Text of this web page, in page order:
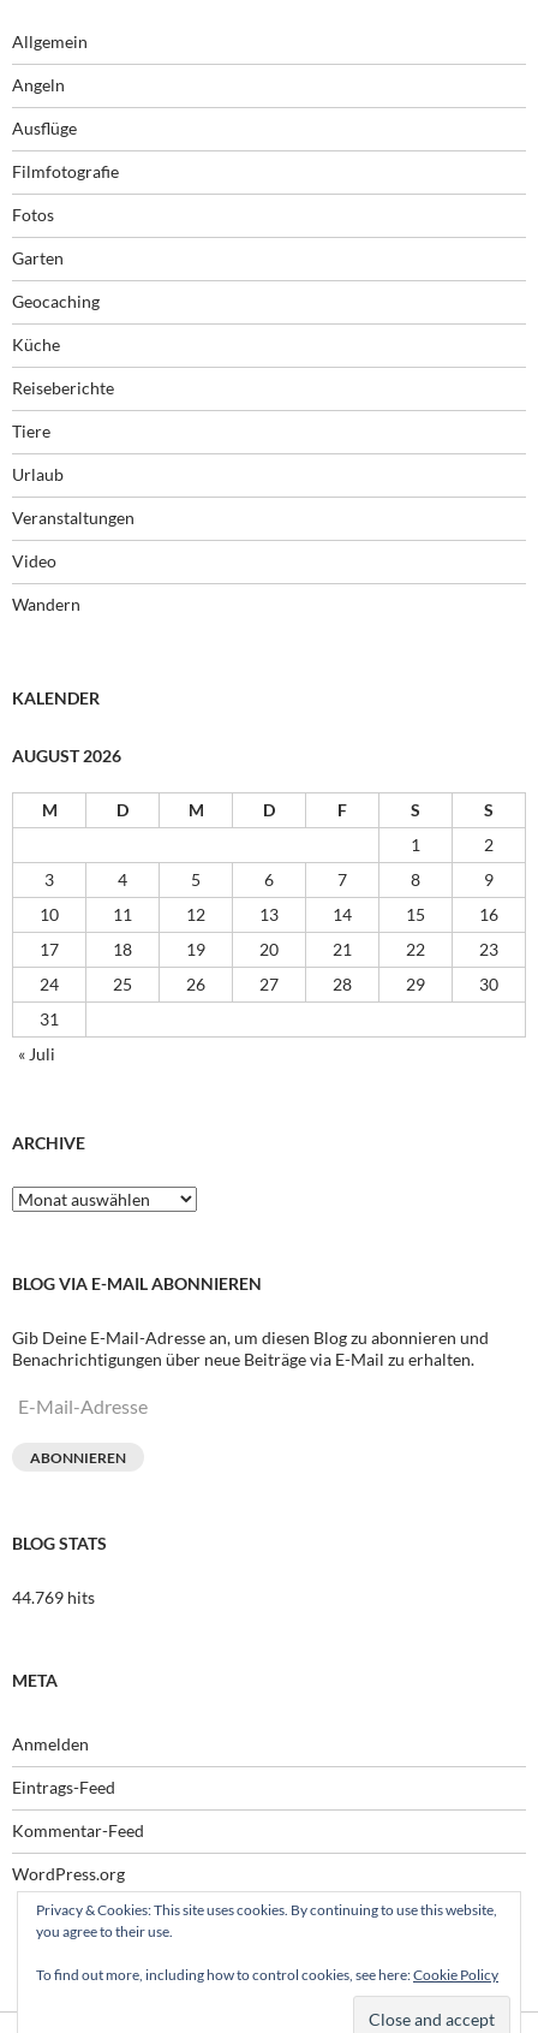
Allgemein
Angeln
Ausflüge
Filmfotografie
Fotos
Garten
Geocaching
Küche
Reiseberichte
Tiere
Urlaub
Veranstaltungen
Video
Wandern
KALENDER
AUGUST 2026
M D M D F S
S
1
2
3
4 5 6 7 8
9
10
11 12 13 14 15
16
17
18 19 20 21 22
23
24
25 26 27 28 29
30
31
« Juli
ARCHIVE
Archive
BLOG VIA E-MAIL ABONNIEREN
Gib Deine E-Mail-Adresse an, um diesen Blog zu abonnieren und
Benachrichtigungen über neue Beiträge via E-Mail zu erhalten.
E-
ABONNIEREN
BLOG STATS
44.769 hits
META
Anmelden
Eintrags-Feed
Kommentar-Feed
WordPress.org
Privacy & Cookies: This site uses cookies. By continuing to use this website,
you agree to their use.
To find out more, including how to control cookies, see here:Cookie Policy